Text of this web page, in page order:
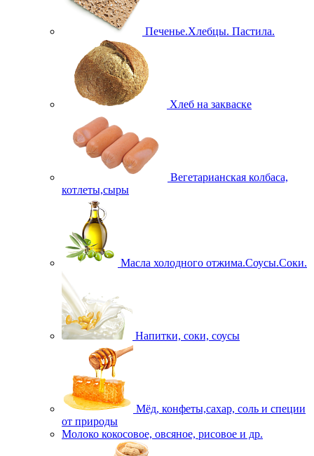
Печенье.Хлебцы. Пастила.
Хлеб на закваске
Вегетарианская колбаса,
котлеты,сыры
Масла холодного отжима.Соусы.Соки.
Напитки, соки, соусы
Мёд, конфеты,сахар, соль и специи
от природы
Молоко кокосовое, овсяное, рисовое и др.